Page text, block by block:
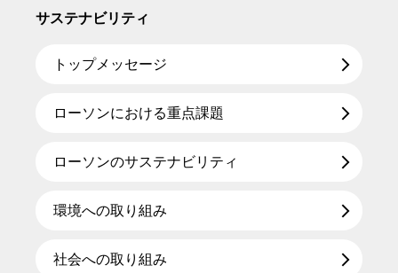
サステナビリティ
トップメッセージ
ローソンにおける重点課題
ローソンのサステナビリティ
環境への取り組み
社会への取り組み